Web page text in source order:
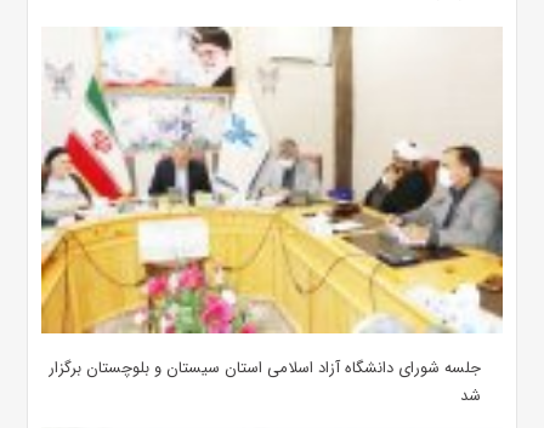
جلسه شورای دانشگاه آزاد اسلامی استان سیستان و بلوچستان برگزار
شد